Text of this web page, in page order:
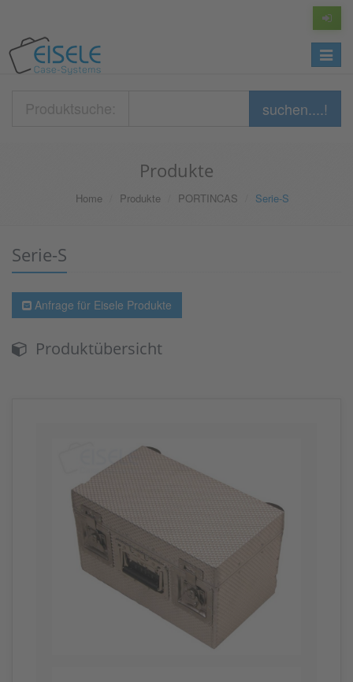
Toggle
suchen....!
Produkte
Home Produkte PORTINCAS Serie-S
Serie-S
Anfrage für Eisele Produkte
Produktübersicht